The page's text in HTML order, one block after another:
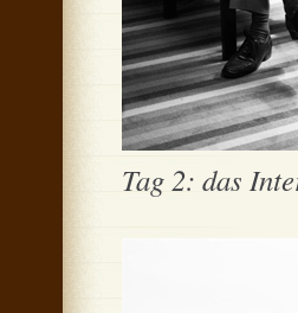
Tag 2: das